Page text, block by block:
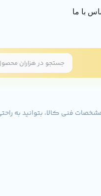
با ما
فنی کالا، بتوانید به